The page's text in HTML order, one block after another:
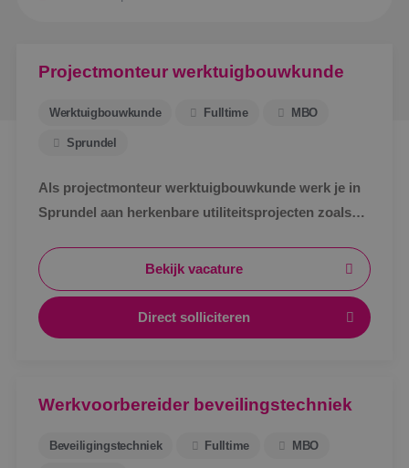
Projectmonteur werktuigbouwkunde
Werktuigbouwkunde Fulltime MBO
Sprundel
Als projectmonteur werktuigbouwkunde werk je in
Sprundel aan herkenbare utiliteitsprojecten zoals
zichtbaar resultaat en korte lijnen.
Bekijk vacature
Direct solliciteren
Werkvoorbereider beveilingstechniek
Beveiligingstechniek Fulltime MBO